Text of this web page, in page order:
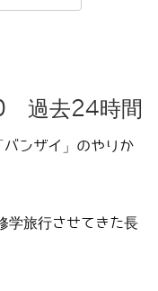
過去24時間
ンザイ」のやりか
学旅行させてきた長